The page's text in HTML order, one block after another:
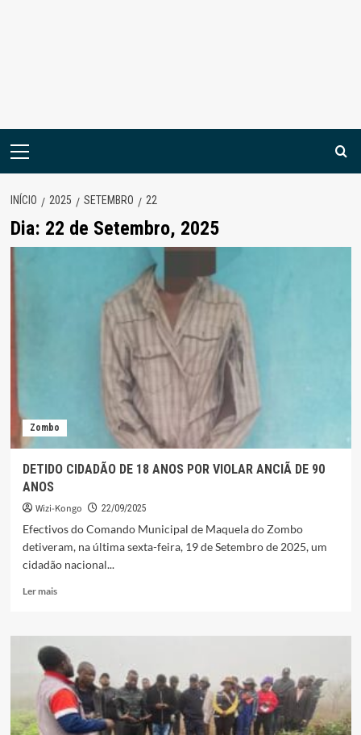
Menu
INÍCIO 2025 SETEMBRO 22
Dia: 22 de Setembro, 2025
Zombo
DETIDO CIDADÃO DE 18 ANOS POR VIOLAR ANCIÃ DE 90
ANOS
Wizi-Kongo 22/09/2025
Efectivos do Comando Municipal de Maquela do Zombo
detiveram, na última sexta-feira, 19 de Setembro de 2025, um
cidadão nacional...
Ler maisLeia
DETIDO
CIDADÃO
DE
18
ANOS
POR
VIOLAR